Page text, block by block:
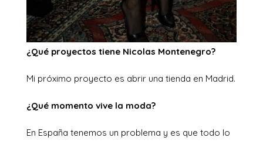
¿Qué proyectos tiene Nicolas Montenegro?
Mi próximo proyecto es abrir una tienda en Madrid.
¿Qué momento vive la moda?
En España tenemos un problema y es que todo lo